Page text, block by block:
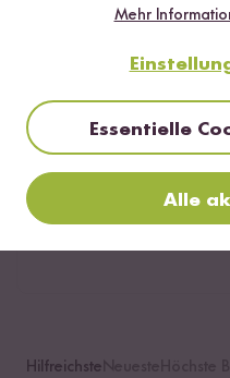
4 Sterne
3 Sterne
2 Sterne
Bewerte
Hilfreichste
Mehr
Essentielle
Alle